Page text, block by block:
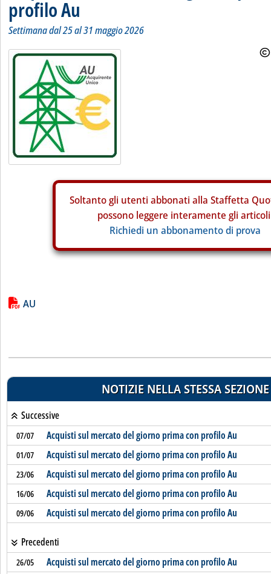
profilo Au
Settimana dal 25 al 31 maggio 2026
Soltanto gli utenti abbonati alla Staffetta
possono leggere interamente gli
Richiedi un abbonamento di prova
Lista allegati PDF alla notizia
AU
NOTIZIE NELLA STESSA SEZIONE
Successive
07/07 Acquisti sul mercato del giorno prima con profilo Au
01/07 Acquisti sul mercato del giorno prima con profilo Au
23/06 Acquisti sul mercato del giorno prima con profilo Au
16/06 Acquisti sul mercato del giorno prima con profilo Au
09/06 Acquisti sul mercato del giorno prima con profilo Au
Precedenti
26/05 Acquisti sul mercato del giorno prima con profilo Au